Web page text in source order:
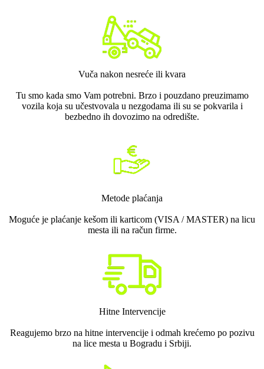
Vuča nakon nesreće ili kvara
Tu smo kada smo Vam potrebni. Brzo i pouzdano preuzimamo
vozila koja su učestvovala u nezgodama ili su se pokvarila i
bezbedno ih dovozimo na odredište.
Metode plaćanja
Moguće je plaćanje kešom ili karticom (VISA / MASTER) na licu
mesta ili na račun firme.
Hitne Intervencije
Reagujemo brzo na hitne intervencije i odmah krećemo po pozivu
na lice mesta u Bogradu i Srbiji.